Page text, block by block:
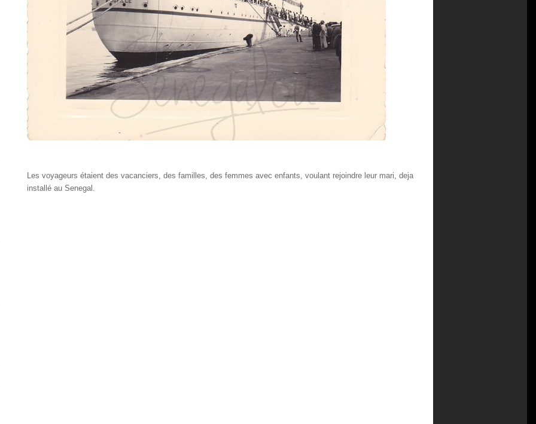
Les voyageurs étaient des vacanciers, des familles, des femmes avec enfants, voulant rejoindre leur mari, deja
installé au Senegal.